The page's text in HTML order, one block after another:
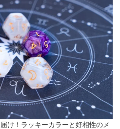
け！ラッキーカラーと好相性のメ